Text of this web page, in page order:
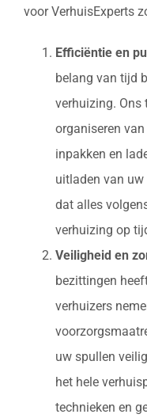
voor VerhuisExperts
Efficiëntie en
belang van tijd
verhuizing. Ons
organiseren
inpakken en
uitladen van uw
dat alles
verhuizing op
Veiligheid en
bezittingen
verhuizers
uw spullen
het hele
technieken en